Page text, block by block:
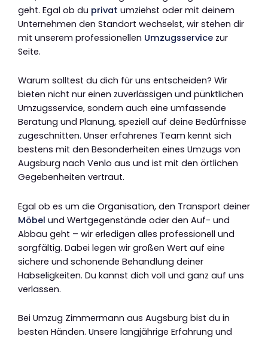
geht. Egal ob du privat umziehst oder mit deinem
Unternehmen den Standort wechselst, wir stehen dir
mit unserem professionellen Umzugsservice zur
Seite.
Warum solltest du dich für uns entscheiden? Wir
bieten nicht nur einen zuverlässigen und pünktlichen
Umzugsservice, sondern auch eine umfassende
Beratung und Planung, speziell auf deine Bedürfnisse
zugeschnitten. Unser erfahrenes Team kennt sich
bestens mit den Besonderheiten eines Umzugs von
Augsburg nach Venlo aus und ist mit den örtlichen
Gegebenheiten vertraut.
Egal ob es um die Organisation, den Transport deiner
Möbel und Wertgegenstände oder den Auf- und
Abbau geht – wir erledigen alles professionell und
sorgfältig. Dabei legen wir großen Wert auf eine
sichere und schonende Behandlung deiner
Habseligkeiten. Du kannst dich voll und ganz auf uns
verlassen.
Bei Umzug Zimmermann aus Augsburg bist du in
besten Händen. Unsere langjährige Erfahrung und